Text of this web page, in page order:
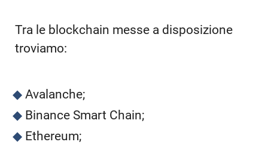
Tra le blockchain messe a disposizione
troviamo:
Avalanche;
Binance Smart Chain;
Ethereum;